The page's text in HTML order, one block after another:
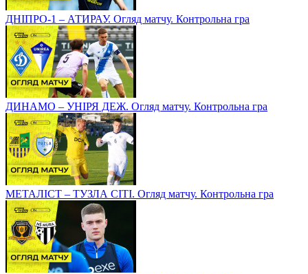
ДНІПРО-1 – АТИРАУ. Огляд матчу. Контрольна гра
ДИНАМО – УНІРЯ ДЕЖ. Огляд матчу. Контрольна гра
МЕТАЛІСТ – ТУЗЛА СІТІ. Огляд матчу. Контрольна гра